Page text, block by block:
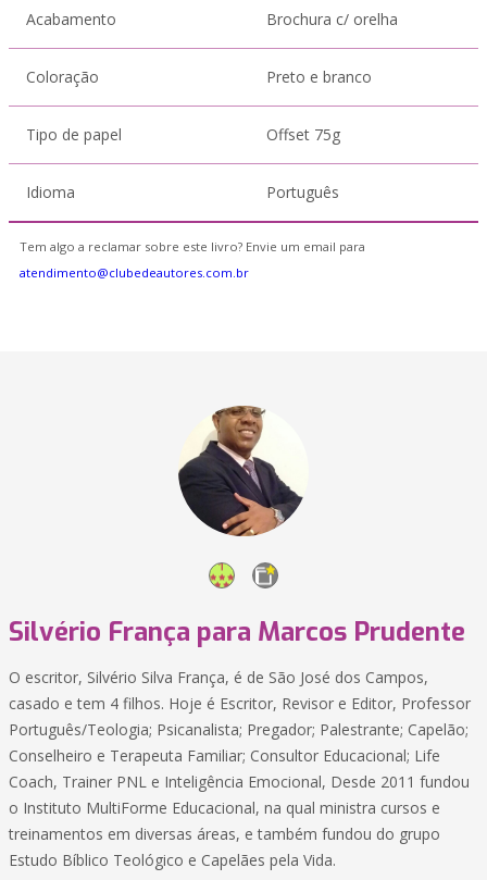
Acabamento Brochura c/ orelha
Coloração Preto e branco
Tipo de papel Offset 75g
Idioma Português
Tem algo a reclamar sobre este livro? Envie um email para
atendimento@clubedeautores.com.br
Silvério França para Marcos Prudente
O escritor, Silvério Silva França, é de São José dos Campos,
casado e tem 4 filhos. Hoje é Escritor, Revisor e Editor, Professor
Português/Teologia; Psicanalista; Pregador; Palestrante; Capelão;
Conselheiro e Terapeuta Familiar; Consultor Educacional; Life
Coach, Trainer PNL e Inteligência Emocional, Desde 2011 fundou
o Instituto MultiForme Educacional, na qual ministra cursos e
treinamentos em diversas áreas, e também fundou do grupo
Estudo Bíblico Teológico e Capelães pela Vida.